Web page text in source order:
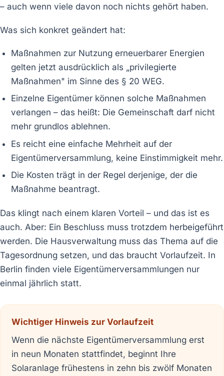
– auch wenn viele davon noch nichts gehört haben.
Was sich konkret geändert hat:
Maßnahmen zur Nutzung erneuerbarer Energien
gelten jetzt ausdrücklich als „privilegierte
Maßnahmen" im Sinne des § 20 WEG.
Einzelne Eigentümer können solche Maßnahmen
verlangen – das heißt: Die Gemeinschaft darf nicht
mehr grundlos ablehnen.
Es reicht eine einfache Mehrheit auf der
Eigentümerversammlung, keine Einstimmigkeit mehr.
Die Kosten trägt in der Regel derjenige, der die
Maßnahme beantragt.
Das klingt nach einem klaren Vorteil – und das ist es
auch. Aber: Ein Beschluss muss trotzdem herbeigeführt
werden. Die Hausverwaltung muss das Thema auf die
Tagesordnung setzen, und das braucht Vorlaufzeit. In
Berlin finden viele Eigentümerversammlungen nur
einmal jährlich statt.
Wichtiger Hinweis zur Vorlaufzeit
Wenn die nächste Eigentümerversammlung erst
in neun Monaten stattfindet, beginnt Ihre
Solaranlage frühestens in zehn bis zwölf Monaten